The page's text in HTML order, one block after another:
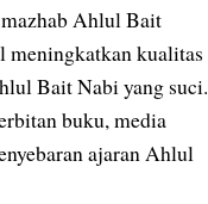
Ahlul Bait
meningkatkan kualitas
Bait Nabi yang suci.
buku, media
ajaran Ahlul